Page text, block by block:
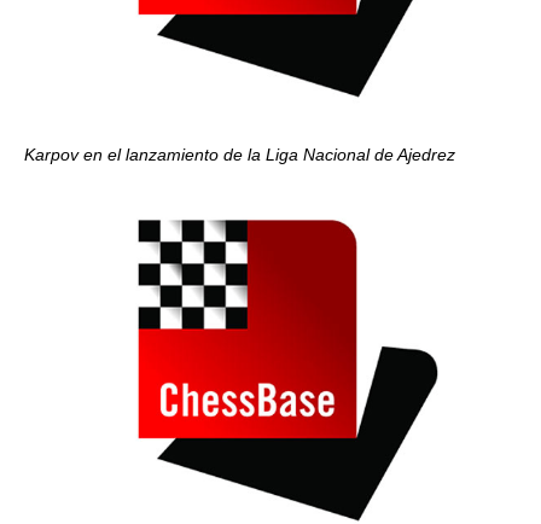
Karpov en el lanzamiento de la Liga Nacional de Ajedrez